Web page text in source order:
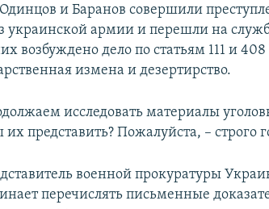
и Баранов совершили
украинской армии и перешли на
возбуждено дело по статьям 111 и 408
измена и дезертирство.
исследовать материалы
представить? Пожалуйста, – строго
военной прокуратуры
перечислять письменные